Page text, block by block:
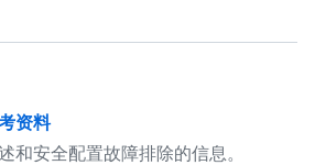
资料
和安全配置故障排除的信息。